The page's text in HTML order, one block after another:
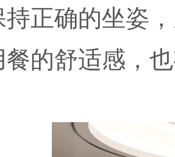
持正确的坐姿
的舒适感，